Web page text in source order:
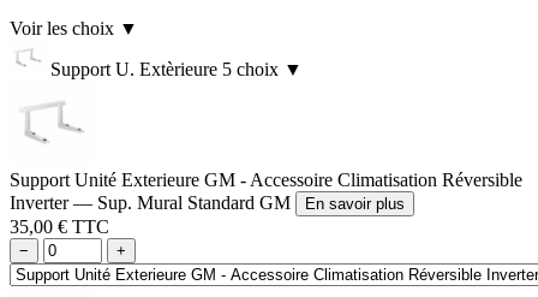
Voir les choix ▼
Support U. Extèrieure 5 choix ▼
Support Unité Exterieure GM - Accessoire Climatisation Réversible
Inverter — Sup. Mural Standard GM
En savoir plus
35,00 € TTC
− +